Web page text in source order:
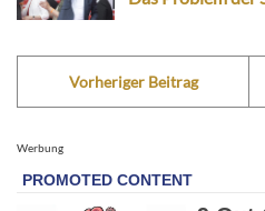
Vorheriger Beitrag
Werbung